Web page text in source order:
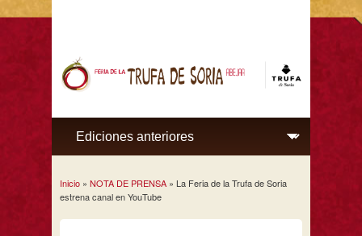
Se encuentra usted aquí
Inicio» NOTA DE PRENSA» La Feria de la Trufa de Soria
estrena canal en YouTube